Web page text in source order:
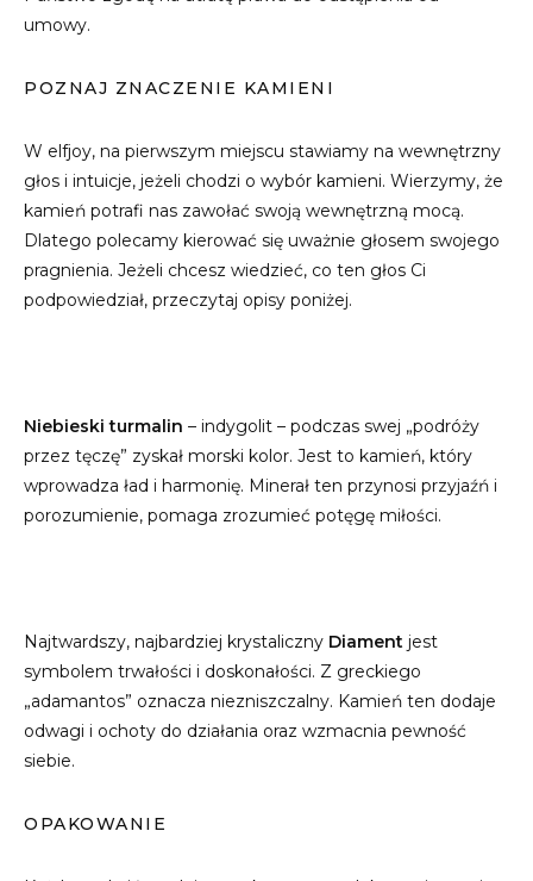
umowy.
POZNAJ ZNACZENIE KAMIENI
W elfjoy, na pierwszym miejscu stawiamy na wewnętrzny
głos i intuicje, jeżeli chodzi o wybór kamieni. Wierzymy, że
kamień potrafi nas zawołać swoją wewnętrzną mocą.
Dlatego polecamy kierować się uważnie głosem swojego
pragnienia. Jeżeli chcesz wiedzieć, co ten głos Ci
podpowiedział, przeczytaj opisy poniżej.
Niebieski turmalin – indygolit – podczas swej „podróży
przez tęczę” zyskał morski kolor. Jest to kamień, który
wprowadza ład i harmonię. Minerał ten przynosi przyjaźń i
porozumienie, pomaga zrozumieć potęgę miłości.
Najtwardszy, najbardziej krystaliczny Diament jest
symbolem trwałości i doskonałości. Z greckiego
„adamantos” oznacza niezniszczalny. Kamień ten dodaje
odwagi i ochoty do działania oraz wzmacnia pewność
siebie.
OPAKOWANIE